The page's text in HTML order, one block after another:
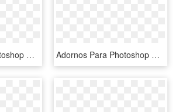
Adornos Para Photoshop Destellos, Colgantes, Estrellas - Estrellas Blancas Navidad Png, Transparent Png Adornos Para Photoshop Destellos, Colgantes, Estrellas - Destellos Blancos Png, Transparent Png